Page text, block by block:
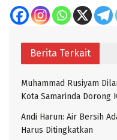
Berita Terkait
Muhammad Rusiyam
Kota Samarinda Dorong
Andi Harun: Air Bersih
Harus Ditingkatkan